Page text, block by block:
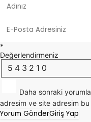
*
Değerlendirmeniz
5 4 3 2 1 0
Daha sonraki
adresim ve site adresim bu
Yorum GönderGiriş Yap